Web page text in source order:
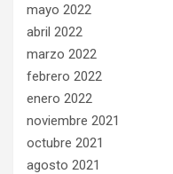
mayo 2022
abril 2022
marzo 2022
febrero 2022
enero 2022
noviembre 2021
octubre 2021
agosto 2021